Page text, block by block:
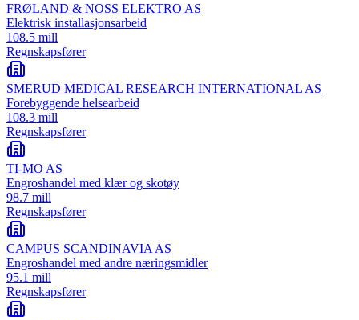
FRØLAND & NOSS ELEKTRO AS
Elektrisk installasjonsarbeid
108.5 mill
Regnskapsfører
SMERUD MEDICAL RESEARCH INTERNATIONAL AS
Forebyggende helsearbeid
108.3 mill
Regnskapsfører
TI-MO AS
Engroshandel med klær og skotøy
98.7 mill
Regnskapsfører
CAMPUS SCANDINAVIA AS
Engroshandel med andre næringsmidler
95.1 mill
Regnskapsfører